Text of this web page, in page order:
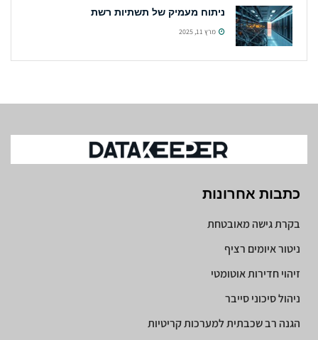
ניתוח מעמיק של תשתיות רשת
מרץ 11, 2025
כתבות אחרונות
בקרת גישה מאובטחת
ניטור איומים רציף
זיהוי חדירות אוטומטי
ניהול סיכוני סייבר
הגנה רב שכבתית למערכות קריטיות